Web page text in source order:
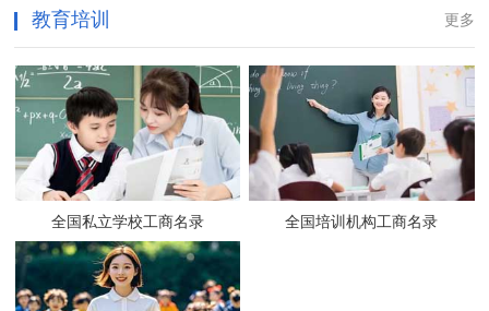
更多
教育培训
全国私立学校工商名录 全国培训机构工商名录